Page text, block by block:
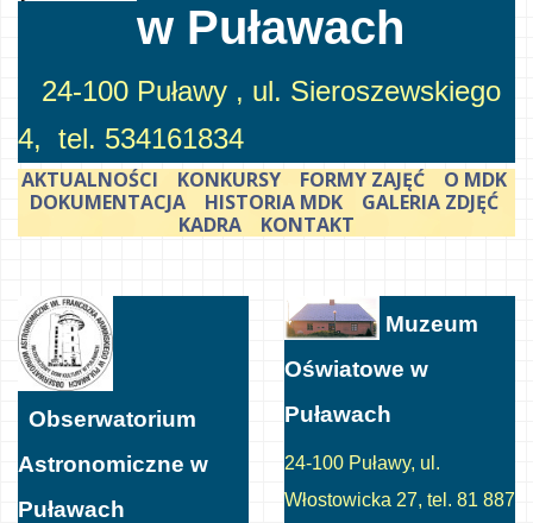
w Puławach
24-100 Puławy , ul. Sieroszewskiego
4, tel. 534161834
AKTUALNOŚCI KONKURSY FORMY ZAJĘĆ
O MDK
DOKUMENTACJA
HISTORIA MDK
GALERIA ZDJĘĆ
KADRA
KONTAKT
Obserwatorium
Astronomiczne w
Puławach
Muzeum
Oświatowe w
Puławach
24-100 Puławy, ul.
Włostowicka 27, tel. 81 887